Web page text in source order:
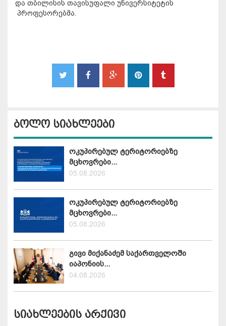
და თბილისის თავისუფალი უნივერსიტეტის
პროფესორებმა.
ბოლო სიახლეები
ოკუპირებულ ტერიტორიებზე
მცხოვრები...
05.08.2026
ოკუპირებულ ტერიტორიებზე
მცხოვრები...
05.08.2026
გივი მიქანაძემ საქართველოში
იაპონიის...
04.08.2026
სიახლეების არქივი